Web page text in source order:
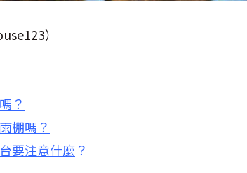
）
？
棚嗎？
要注意什麼？